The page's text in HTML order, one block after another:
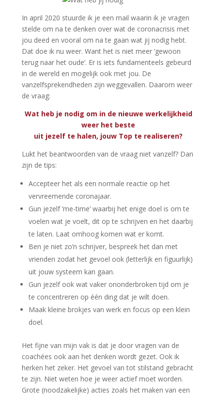
In april 2020 stuurde ik je een mail waarin ik je vragen
stelde om na te denken over wat de coronacrisis met
jou deed en vooral om na te gaan wat jij nodig hebt.
Dat doe ik nu weer. Want het is niet meer ‘gewoon
terug naar het oude’. Er is iets fundamenteels gebeurd
in de wereld en mogelijk ook met jou. De
vanzelfsprekendheden zijn weggevallen. Daarom weer
de vraag:
Wat heb je nodig om in de nieuwe werkelijkheid
weer het beste
uit jezelf te halen, jouw Top te realiseren?
Lukt het beantwoorden van de vraag niet vanzelf? Dan
zijn de tips:
Accepteer het als een normale reactie op het
vervreemende coronajaar.
Gun jezelf ‘me-time’ waarbij het enige doel is om te
voelen wat je voelt, dit op te schrijven en het daarbij
te laten. Laat omhoog komen wat er komt.
Ben je niet zo’n schrijver, bespreek het dan met
vrienden zodat het gevoel ook (letterlijk en figuurlijk)
uit jouw systeem kan gaan.
Gun jezelf ook wat vaker ononderbroken tijd om je
te concentreren op één ding dat je wilt doen.
Maak kleine brokjes van werk en focus op een klein
doel.
Het fijne van mijn vak is dat je door vragen van de
coachées ook aan het denken wordt gezet. Ook ik
herken het zeker. Het gevoel van tot stilstand gebracht
te zijn. Niet weten hoe je weer actief moet worden.
Grote (noodzakelijke) acties zoals het maken van een